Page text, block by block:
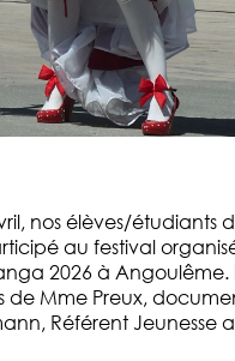
nos élèves/étudiants
au festival
2026 à Angoulême.
Mme Preux,
Référent Jeunesse